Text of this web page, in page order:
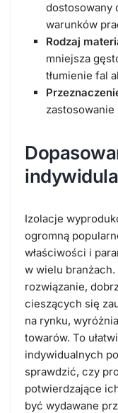
dostosowany
warunków
Rodzaj
mniejsza
tłumienie fal
zastosowanie
Izolacje
ogromną
właściwości i
w wielu
rozwiązanie,
cieszących się
na rynku,
towarów. To
indywidualnych
sprawdzić, czy
potwierdzające
być wydawane